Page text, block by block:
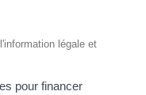
légale et
pour financer